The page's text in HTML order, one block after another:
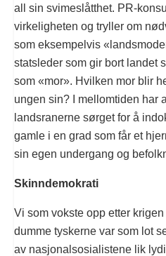
all sin svimeslåtthet. PR-
virkeligheten og tryller om
som eksempelvis
statsleder som gir bort landet
som «mor». Hvilken mor blir
ungen sin? I mellomtiden har
landsranerne sørget for å
gamle i en grad som får et
sin egen undergang og
Skinndemokrati
Vi som vokste opp etter
dumme tyskerne var som lot
av nasjonalsosialistene lik